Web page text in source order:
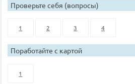
Проверьте себя (вопросы)
1 2 3 4
Поработайте с картой
1